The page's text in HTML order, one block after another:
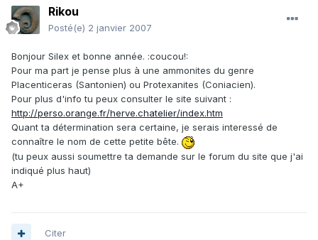
Rikou
Posté(e) 2 janvier 2007
Bonjour Silex et bonne année. :coucou!:
Pour ma part je pense plus à une ammonites du genre
Placenticeras (Santonien) ou Protexanites (Coniacien).
Pour plus d'info tu peux consulter le site suivant :
http://perso.orange.fr/herve.chatelier/index.htm
Quant ta détermination sera certaine, je serais interessé de
connaître le nom de cette petite bête.
(tu peux aussi soumettre ta demande sur le forum du site que j'ai
indiqué plus haut)
A+
Citer